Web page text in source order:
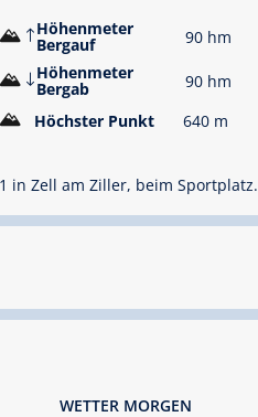
Höhenmeter
Bergauf
90 hm
Höhenmeter
Bergab
90 hm
Höchster Punkt
640 m
in Zell am Ziller, beim Sportplatz.
WETTER MORGEN